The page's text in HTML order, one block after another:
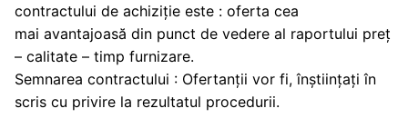
contractului de achiziție este : oferta cea
mai avantajoasă din punct de vedere al raportului preț
– calitate – timp furnizare.
Semnarea contractului : Ofertanții vor fi, înștiințați în
scris cu privire la rezultatul procedurii.